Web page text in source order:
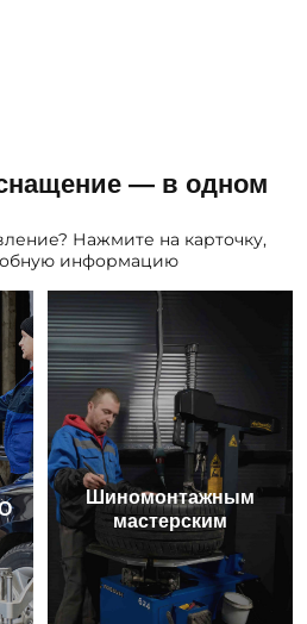
— в одном
Нажмите на карточку,
информацию
Шиномонтажным
мастерским